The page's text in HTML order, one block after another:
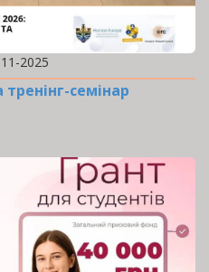
2025
семінар